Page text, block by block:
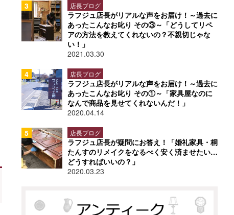
店長ブログ
ラフジュ店長がリアルな声をお届け！～過去に
あったこんなお叱り その③～「どうしてリペ
アの方法を教えてくれないの？不親切じゃな
い！」
2021.03.30
店長ブログ
ラフジュ店長がリアルな声をお届け！～過去に
あったこんなお叱り その①～「家具屋なのに
なんで商品を見せてくれないんだ！」
2020.04.14
店長ブログ
ラフジュ店長が疑問にお答え！「婚礼家具・桐
たんすのリメイクをなるべく安く済ませたい…
どうすればいいの？」
2020.03.23